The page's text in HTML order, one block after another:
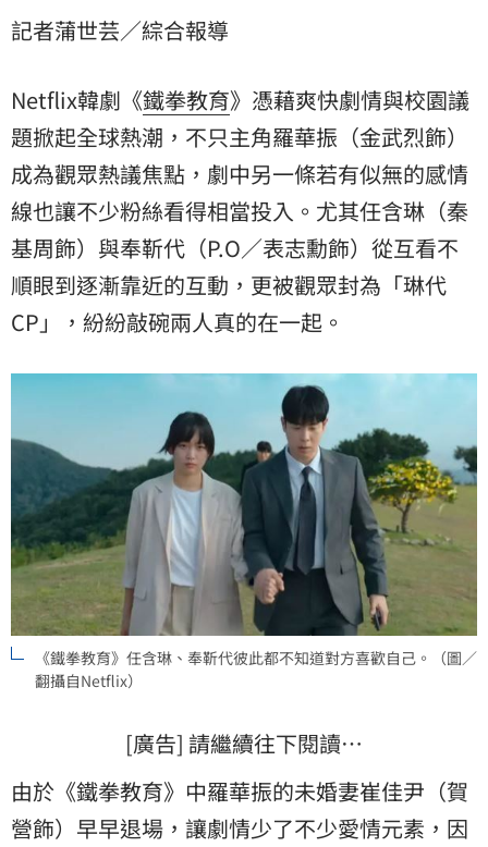
為「琳代CP」，紛紛敲碗兩人真的在一起。
記者蒲世芸／綜合報導
Netflix韓劇《鐵拳教育》憑藉爽快劇情與校園議
題掀起全球熱潮，不只主角羅華振（金武烈飾）
成為觀眾熱議焦點，劇中另一條若有似無的感情
線也讓不少粉絲看得相當投入。尤其任含琳（秦
基周飾）與奉靳代（P.O／表志勳飾）從互看不
順眼到逐漸靠近的互動，更被觀眾封為「琳代
CP」，紛紛敲碗兩人真的在一起。
《鐵拳教育》任含琳、奉靳代彼此都不知道對方喜歡自己。（圖／
翻攝自Netflix）
[廣告] 請繼續往下閱讀…
由於《鐵拳教育》中羅華振的未婚妻崔佳尹（賀
營飾）早早退場，讓劇情少了不少愛情元素，因